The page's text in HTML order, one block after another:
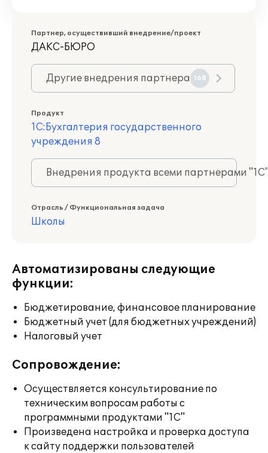
Партнер, осуществивший внедрение/проект
ДАКС-БЮРО
Другие внедрения партнера 168
Продукт
1С:Бухгалтерия государственного
учреждения 8
Внедрения продукта всеми партнерами
Отрасль / Функциональная задача
Школы
Автоматизированы следующие
функции:
Бюджетирование, финансовое планирование
Бюджетный учет (для бюджетных учреждений)
Налоговый учет
Сопровождение:
Осуществляется консультирование по
техническим вопросам работы с
программными продуктами "1С"
Произведена настройка и проверка доступа
к сайту поддержки пользователей